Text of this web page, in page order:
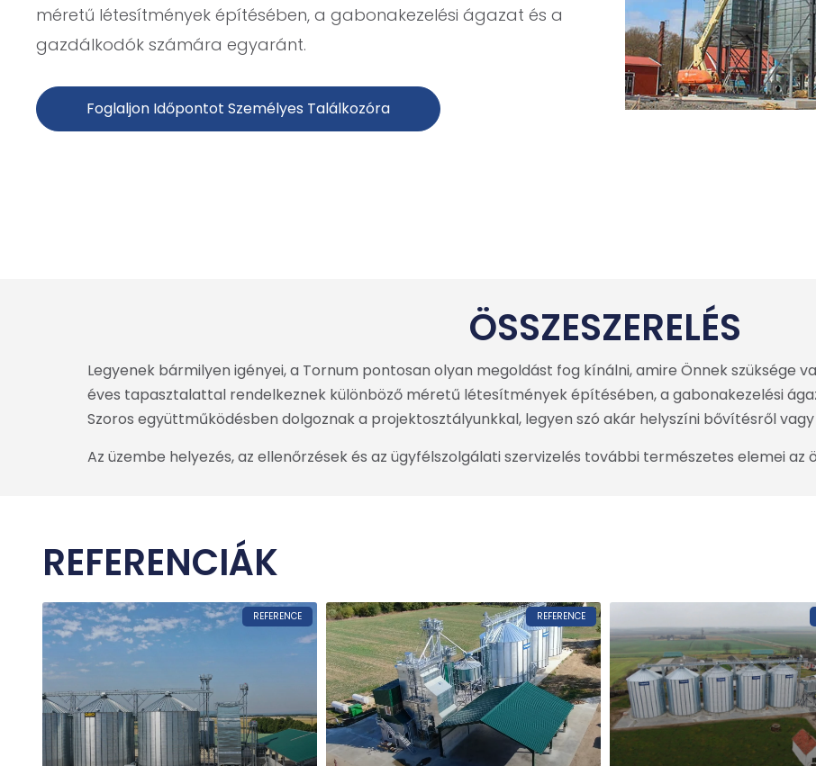
méretű létesítmények építésében, a gabonakezelési ágazat és a
gazdálkodók számára egyaránt.
Foglaljon Időpontot Személyes Találkozóra
ÖSSZESZERELÉS
Legyenek bármilyen igényei, a Tornum pontosan olyan megoldást fog kínálni, amire Önnek szüksége
éves tapasztalattal rendelkeznek különböző méretű létesítmények építésében, a gabonakezelési
Szoros együttműködésben dolgoznak a projektosztályunkkal, legyen szó akár helyszíni bővítésről
Az üzembe helyezés, az ellenőrzések és az ügyfélszolgálati szervizelés további természetes elemei az
REFERENCIÁK
REFERENCE REFERENCE